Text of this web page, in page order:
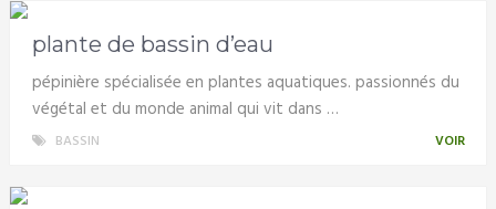
plante de bassin d’eau
pépinière spécialisée en plantes aquatiques. passionnés du
végétal et du monde animal qui vit dans …
BASSIN VOIR